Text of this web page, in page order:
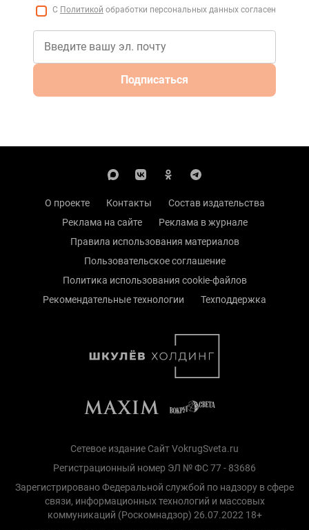
С Политикой обработки персональных данных согласен
Подписаться
О проекте Контакты
Состав издательства
Реклама на сайте
Реклама в журнале
Правила использования материалов
Пользовательское соглашение
Политика использования cookie-файлов
Рекомендательные технологии
Техподдержка
Сетевое издание Сайт VokrugSveta.ru
Регистрационный номер ЭЛ № ФС 77 - 83686
Зарегистрировано Федеральной службой по надзору в сфере
связи, информационных технологий и массовых
коммуникаций (Роскомнадзор) 26.07.2022 18+